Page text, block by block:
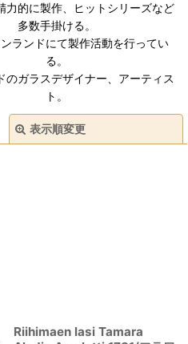
力的に製作、ヒットシリーズなど
多数手掛ける。
ランドにて製作活動を行ってい
る。
のガラスデザイナー、アーティス
ト。
表示順変更
Riihimaen lasi Tamara